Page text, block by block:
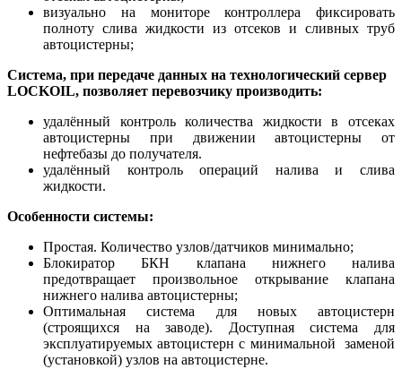
визуально на мониторе контроллера фиксировать
полноту слива жидкости из отсеков и сливных труб
автоцистерны;
Система, при передаче данных на технологический сервер
LOCKOIL, позволяет перевозчику производить:
удалённый контроль количества жидкости в отсеках
автоцистерны при движении автоцистерны от
нефтебазы до получателя.
удалённый контроль операций налива и слива
жидкости.
Особенности системы:
Простая. Количество узлов/датчиков минимально;
Блокиратор БКН клапана нижнего налива
предотвращает произвольное открывание клапана
нижнего налива автоцистерны;
Оптимальная система для новых автоцистерн
(строящихся на заводе). Доступная система для
эксплуатируемых автоцистерн с минимальной заменой
(установкой) узлов на автоцистерне.